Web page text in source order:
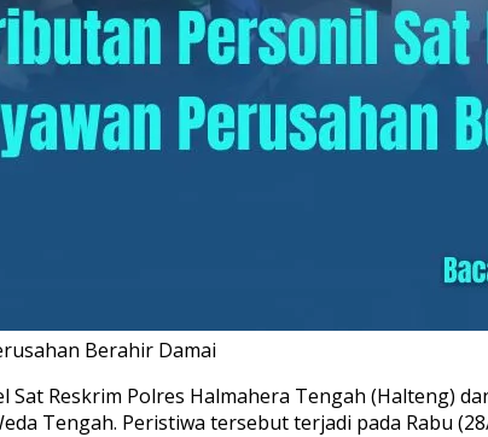
Berahir Damai
Reskrim Polres Halmahera Tengah (Halteng)
Tengah. Peristiwa tersebut terjadi pada Rabu